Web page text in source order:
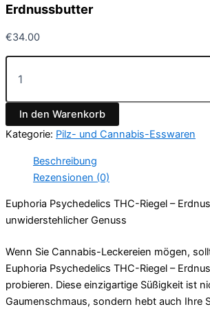
Erdnussbutter
€34.00
In den Warenkorb
Kategorie: Pilz- und Cannabis-Esswaren
Beschreibung
Rezensionen (0)
Euphoria Psychedelics THC-Riegel –
unwiderstehlicher Genuss
Wenn Sie Cannabis-Leckereien mögen,
Euphoria Psychedelics THC-Riegel –
probieren. Diese einzigartige Süßigkeit ist
Gaumenschmaus, sondern hebt auch Ihre